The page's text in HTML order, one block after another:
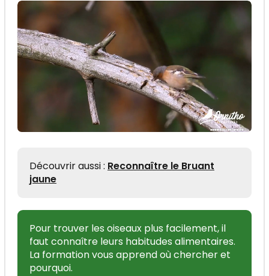
Découvrir aussi : Reconnaître le Bruant
jaune
Pour trouver les oiseaux plus facilement, il
faut connaître leurs habitudes alimentaires.
La formation vous apprend où chercher et
pourquoi.